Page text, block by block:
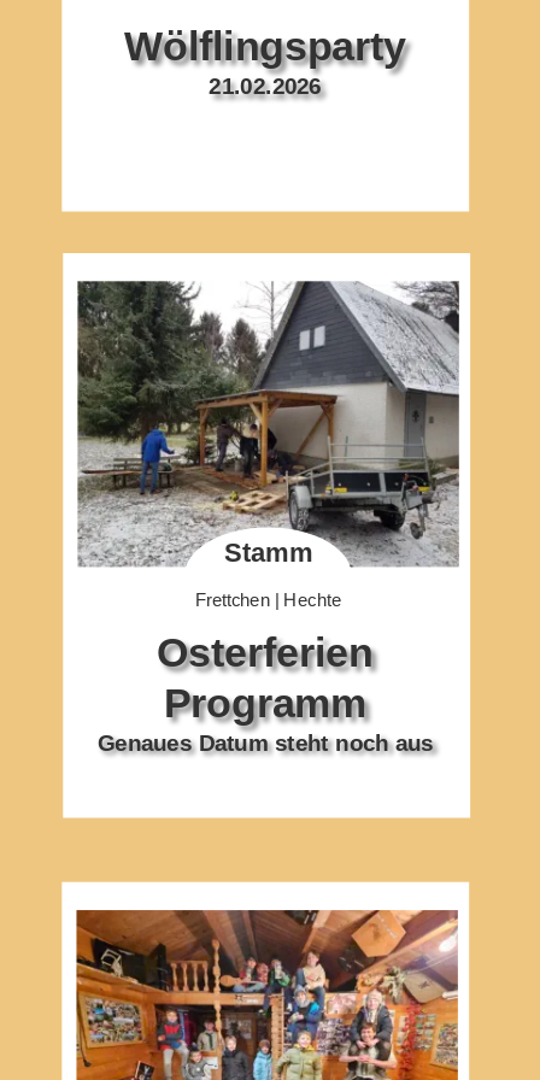
Wölflingsparty
21.02.2026
Stamm
Frettchen | Hechte
Osterferien
Programm
Genaues Datum steht noch aus